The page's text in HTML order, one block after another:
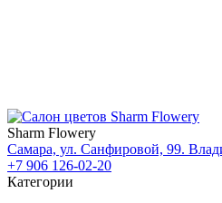
Sharm Flowery
Самара, ул. Санфировой, 99.
+7 906 126-02-20
Категории